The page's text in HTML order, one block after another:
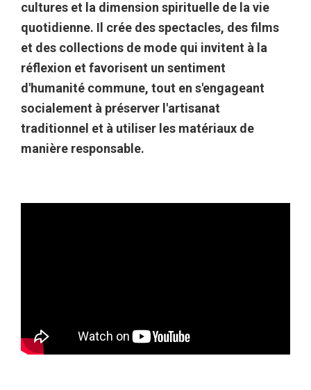
cultures et la dimension spirituelle de la vie
quotidienne. Il crée des spectacles, des films
et des collections de mode qui invitent à la
réflexion et favorisent un sentiment
d'humanité commune, tout en s'engageant
socialement à préserver l'artisanat
traditionnel et à utiliser les matériaux de
manière responsable.